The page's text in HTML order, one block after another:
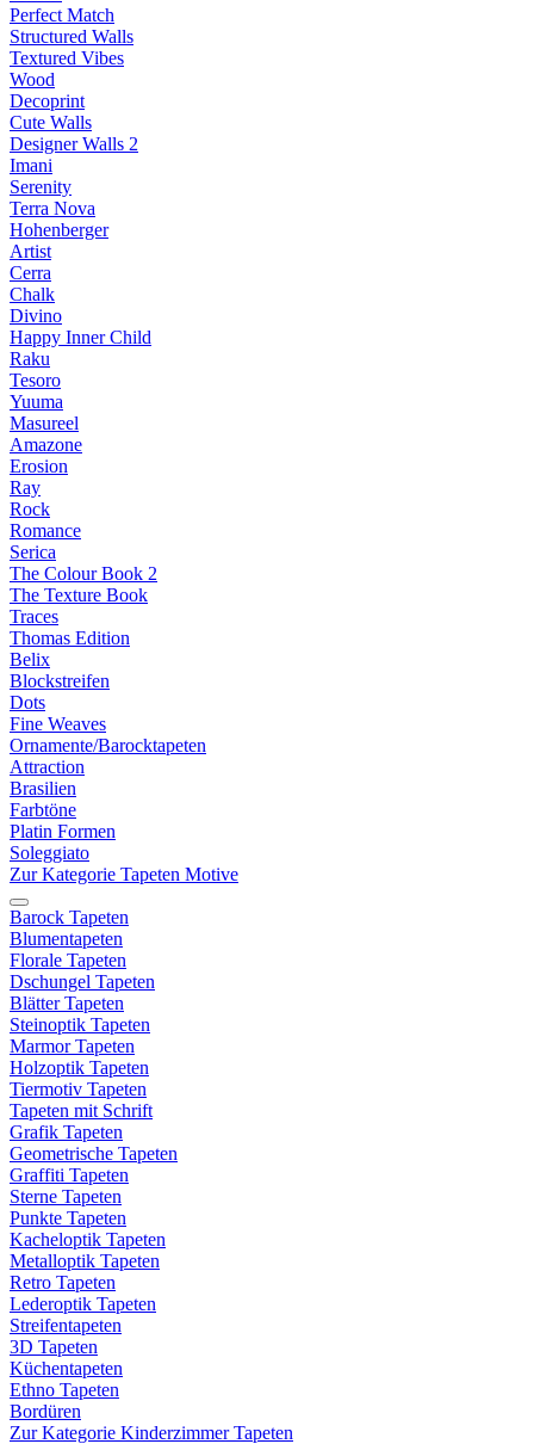
Perfect Match
Structured Walls
Textured Vibes
Wood
Decoprint
Cute Walls
Designer Walls 2
Imani
Serenity
Terra Nova
Hohenberger
Artist
Cerra
Chalk
Divino
Happy Inner Child
Raku
Tesoro
Yuuma
Masureel
Amazone
Erosion
Ray
Rock
Romance
Serica
The Colour Book 2
The Texture Book
Traces
Thomas Edition
Belix
Blockstreifen
Dots
Fine Weaves
Ornamente/Barocktapeten
Attraction
Brasilien
Farbtöne
Platin Formen
Soleggiato
Zur Kategorie Tapeten Motive
Barock Tapeten
Blumentapeten
Florale Tapeten
Dschungel Tapeten
Blätter Tapeten
Steinoptik Tapeten
Marmor Tapeten
Holzoptik Tapeten
Tiermotiv Tapeten
Tapeten mit Schrift
Grafik Tapeten
Geometrische Tapeten
Graffiti Tapeten
Sterne Tapeten
Punkte Tapeten
Kacheloptik Tapeten
Metalloptik Tapeten
Retro Tapeten
Lederoptik Tapeten
Streifentapeten
3D Tapeten
Küchentapeten
Ethno Tapeten
Bordüren
Zur Kategorie Kinderzimmer Tapeten